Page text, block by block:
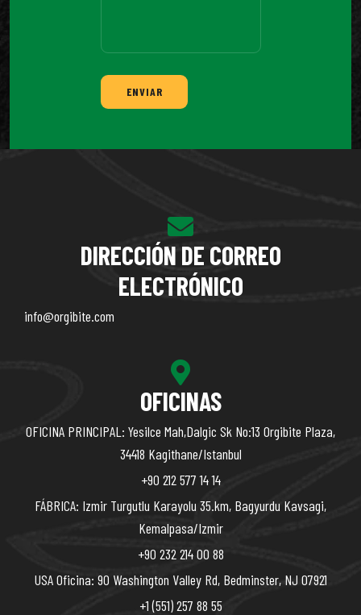
ENVIAR
DIRECCIÓN DE CORREO
ELECTRÓNICO
info@orgibite.com
OFICINAS
OFICINA PRINCIPAL: Yesilce Mah,Dalgic Sk No:13 Orgibite Plaza,
34418 Kagithane/Istanbul
+90 212 577 14 14
FÁBRICA: Izmir Turgutlu Karayolu 35.km, Bagyurdu Kavsagi,
Kemalpasa/Izmir
+90 232 214 00 88
USA Oficina: 90 Washington Valley Rd, Bedminster, NJ 07921
+1 (551) 257 88 55